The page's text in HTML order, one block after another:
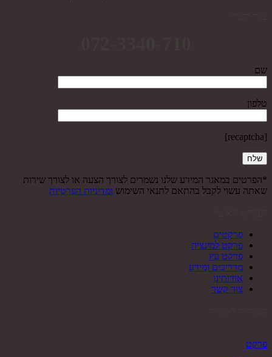
שם
טלפון
[recaptcha]
*הפרטים במאגר המידע שלנו נשמרים לצורך הצעה או לצורך שירות
שאתה עשוי לקבל בהתאם לתנאי השימוש ומדיניות הפרטיות
פרקטים
פרקט למינציה
פרקט עץ
מדריכים ומידע
אודותינו
צור קשר
פרקט